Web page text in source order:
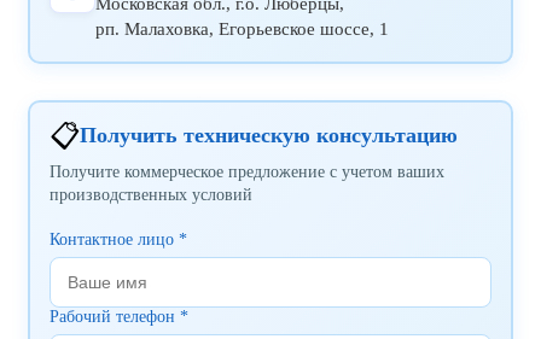
рп. Малаховка, Егорьевское шоссе, 1
📋Получить техническую консультацию
Получите коммерческое предложение с учетом ваших
производственных условий
Контактное лицо *
Рабочий телефон *